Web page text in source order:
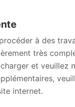
à des
très
et veuillez
internet.